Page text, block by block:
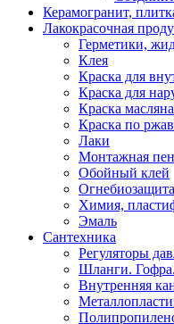
Керамогранит,
Лакокрасочная
Герметики,
Клея
Краска для
Краска для
Краска
Краска по
Лаки
Монтажная
Обойный клей
Огнебиозащита
Химия,
Эмаль
Сантехника
Регуляторы
Шланги.
Внутренняя